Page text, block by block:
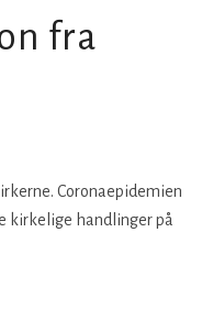
fra
Coronaepidemien
kirkelige handlinger på